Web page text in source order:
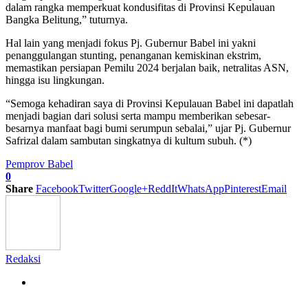
dalam rangka memperkuat kondusifitas di Provinsi Kepulauan
Bangka Belitung,” tuturnya.
Hal lain yang menjadi fokus Pj. Gubernur Babel ini yakni
penanggulangan stunting, penanganan kemiskinan ekstrim,
memastikan persiapan Pemilu 2024 berjalan baik, netralitas ASN,
hingga isu lingkungan.
“Semoga kehadiran saya di Provinsi Kepulauan Babel ini dapatlah
menjadi bagian dari solusi serta mampu memberikan sebesar-
besarnya manfaat bagi bumi serumpun sebalai,” ujar Pj. Gubernur
Safrizal dalam sambutan singkatnya di kultum subuh. (*)
Pemprov Babel
0
Share FacebookTwitterGoogle+ReddItWhatsAppPinterestEmail
Redaksi